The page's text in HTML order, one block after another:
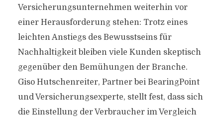
Versicherungsunternehmen weiterhin vor
einer Herausforderung stehen: Trotz eines
leichten Anstiegs des Bewusstseins für
Nachhaltigkeit bleiben viele Kunden skeptisch
gegenüber den Bemühungen der Branche.
Giso Hutschenreiter, Partner bei BearingPoint
und Versicherungsexperte, stellt fest, dass sich
die Einstellung der Verbraucher im Vergleich